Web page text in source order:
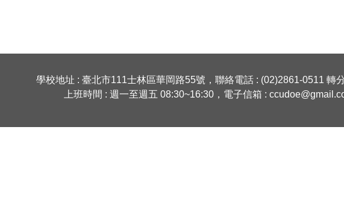
學校地址 : 臺北市111士林區華岡路55號，聯絡電話 : (02)2861-0511 轉
上班時間 : 週一至週五 08:30~16:30，電子信箱 :